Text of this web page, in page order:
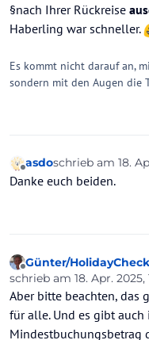
§nach Ihrer Rückreise
Haberling war schneller.
Es kommt nicht darauf an,
sondern mit den Augen die
Offline
asdoschrieb am 18.
zuletzt editiert
Danke euch beiden.
Offline
Günter/HolidayCheck
schrieb am 18. Apr. 2025,
zuletzt editiert von
Aber bitte beachten, das
für alle. Und es gibt auch
Mindestbuchungsbetrag